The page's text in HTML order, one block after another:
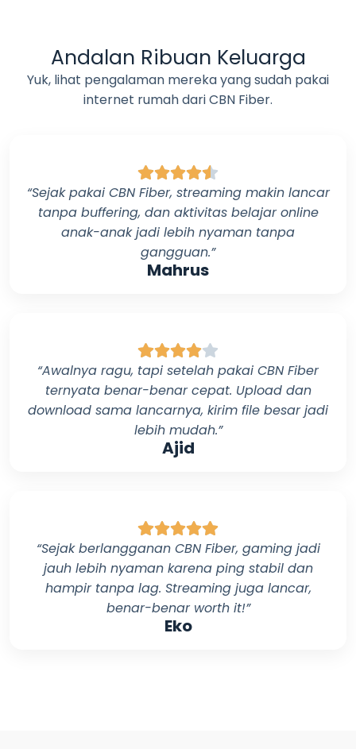
Andalan Ribuan Keluarga
Yuk, lihat pengalaman mereka yang sudah pakai
internet rumah dariCBN Fiber.
“Sejak pakai CBN Fiber, streaming makin lancar
tanpa buffering, dan aktivitas belajar online
anak-anak jadi lebih nyaman tanpa
gangguan.”
Mahrus
“Awalnya ragu, tapi setelah pakai CBN Fiber
ternyata benar-benar cepat. Upload dan
download sama lancarnya, kirim file besar jadi
lebih mudah.”
Ajid
“Sejak berlangganan CBN Fiber, gaming jadi
jauh lebih nyaman karena ping stabil dan
hampir tanpa lag. Streaming juga lancar,
benar-benar worth it!”
Eko